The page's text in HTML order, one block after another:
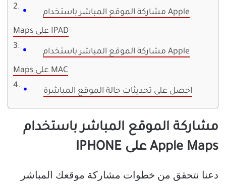
مشاركة الموقع المباشر باستخدام Apple
Maps على IPAD
مشاركة الموقع المباشر باستخدام Apple
Maps على MAC
احصل على تحديثات حالة الموقع المباشرة
مشاركة الموقع المباشر باستخدام
Apple Maps على IPHONE
دعنا نتحقق من خطوات مشاركة موقعك المباشر